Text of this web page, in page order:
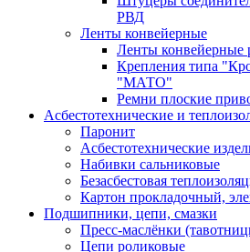
РВД
Ленты конвейерные
Ленты конвейерные
Крепления типа
"МАТО"
Ремни плоские
Асбестотехнические и
Паронит
Асбестотехнические
Набивки сальниковые
Безасбестовая
Картон прокладочный,
Подшипники, цепи, смазки
Пресс-маслёнки
Цепи роликовые